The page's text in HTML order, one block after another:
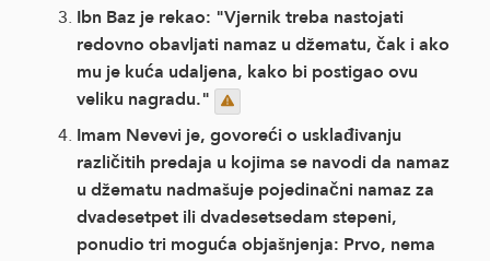
Ibn Baz je rekao: "Vjernik treba nastojati
redovno obavljati namaz u džematu, čak i ako
mu je kuća udaljena, kako bi postigao ovu
veliku nagradu."
Imam Nevevi je, govoreći o usklađivanju
različitih predaja u kojima se navodi da namaz
u džematu nadmašuje pojedinačni namaz za
dvadesetpet ili dvadesetsedam stepeni,
ponudio tri moguća objašnjenja: Prvo, nema